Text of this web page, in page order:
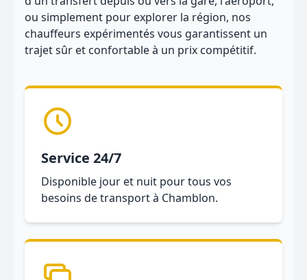
ou simplement pour explorer la région, nos
chauffeurs expérimentés vous garantissent un
trajet sûr et confortable à un prix compétitif.
Service 24/7
Disponible jour et nuit pour tous vos
besoins de transport à Chamblon.